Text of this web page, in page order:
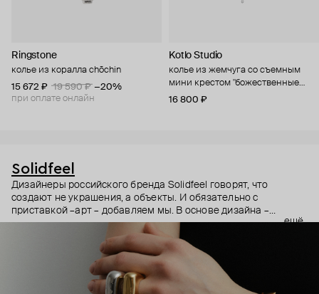
Ringstone
колье из коралла chōchin
15 672 ₽
19 590 ₽ −20%
при оплате онлайн
Kotlo Studio
колье из жемчуга со съемным
мини крестом "божественные
слезы"
16 800 ₽
Solidfeel
Дизайнеры российского бренда Solidfeel говорят, что
создают не украшения, а объекты. И обязательно с
приставкой –арт – добавляем мы. В основе дизайна –
абстрактные формы, вдохновленные работами
современных скульпторов и художников. Это украшения для
тех, кто уже нашел свой стиль, кто не спешит за трендами. И
выбирает классику настолько же вневременную и
основательную, что и те самые современные скульптуры.
ещё